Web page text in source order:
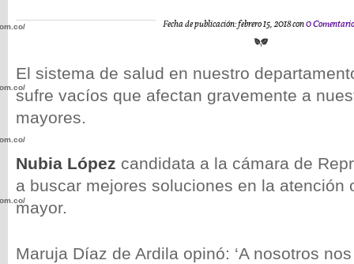
Fecha de publicación: febrero 15, 2018 con0
El sistema de salud en nuestro
sufre vacíos que afectan gravemente a
mayores.
Nubia López candidata a la cámara de
a buscar mejores soluciones en la atención
mayor.
Maruja Díaz de Ardila opinó: ‘A nosotros
wp-
wp-
wp-
wp-